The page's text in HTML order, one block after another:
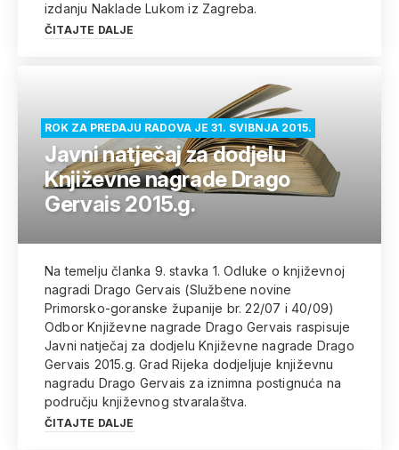
izdanju Naklade Lukom iz Zagreba.
ČITAJTE DALJE
ROK ZA PREDAJU RADOVA JE 31. SVIBNJA 2015.
Javni natječaj za dodjelu
Književne nagrade Drago
Gervais 2015.g.
Na temelju članka 9. stavka 1. Odluke o književnoj
nagradi Drago Gervais (Službene novine
Primorsko-goranske županije br. 22/07 i 40/09)
Odbor Književne nagrade Drago Gervais raspisuje
Javni natječaj za dodjelu Književne nagrade Drago
Gervais 2015.g. Grad Rijeka dodjeljuje književnu
nagradu Drago Gervais za iznimna postignuća na
području književnog stvaralaštva.
ČITAJTE DALJE